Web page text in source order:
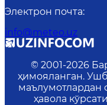
Электрон почта:
info@meteo.uz
© 2001-2026
ҳимояланган.
маълумотлардан
ҳавола